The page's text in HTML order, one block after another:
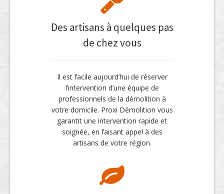
Des artisans à quelques pas
de chez vous
Il est facile aujourd’hui de réserver
l’intervention d’une équipe de
professionnels de la démolition à
votre domicile. Proxi Démolition vous
garantit une intervention rapide et
soignée, en faisant appel à des
artisans de votre région.